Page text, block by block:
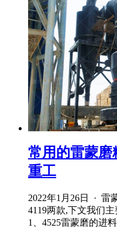
常用的雷蒙磨
重工
2022年1月26日 · 雷
4119两款,下文我们
1、4525雷蒙磨的进